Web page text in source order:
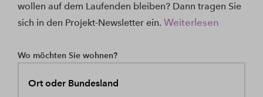
wollen auf dem Laufenden bleiben? Dann tragen Sie
sich in den Projekt-Newsletter ein. Weiterlesen
Wo möchten Sie wohnen?
Ort oder Bundesland